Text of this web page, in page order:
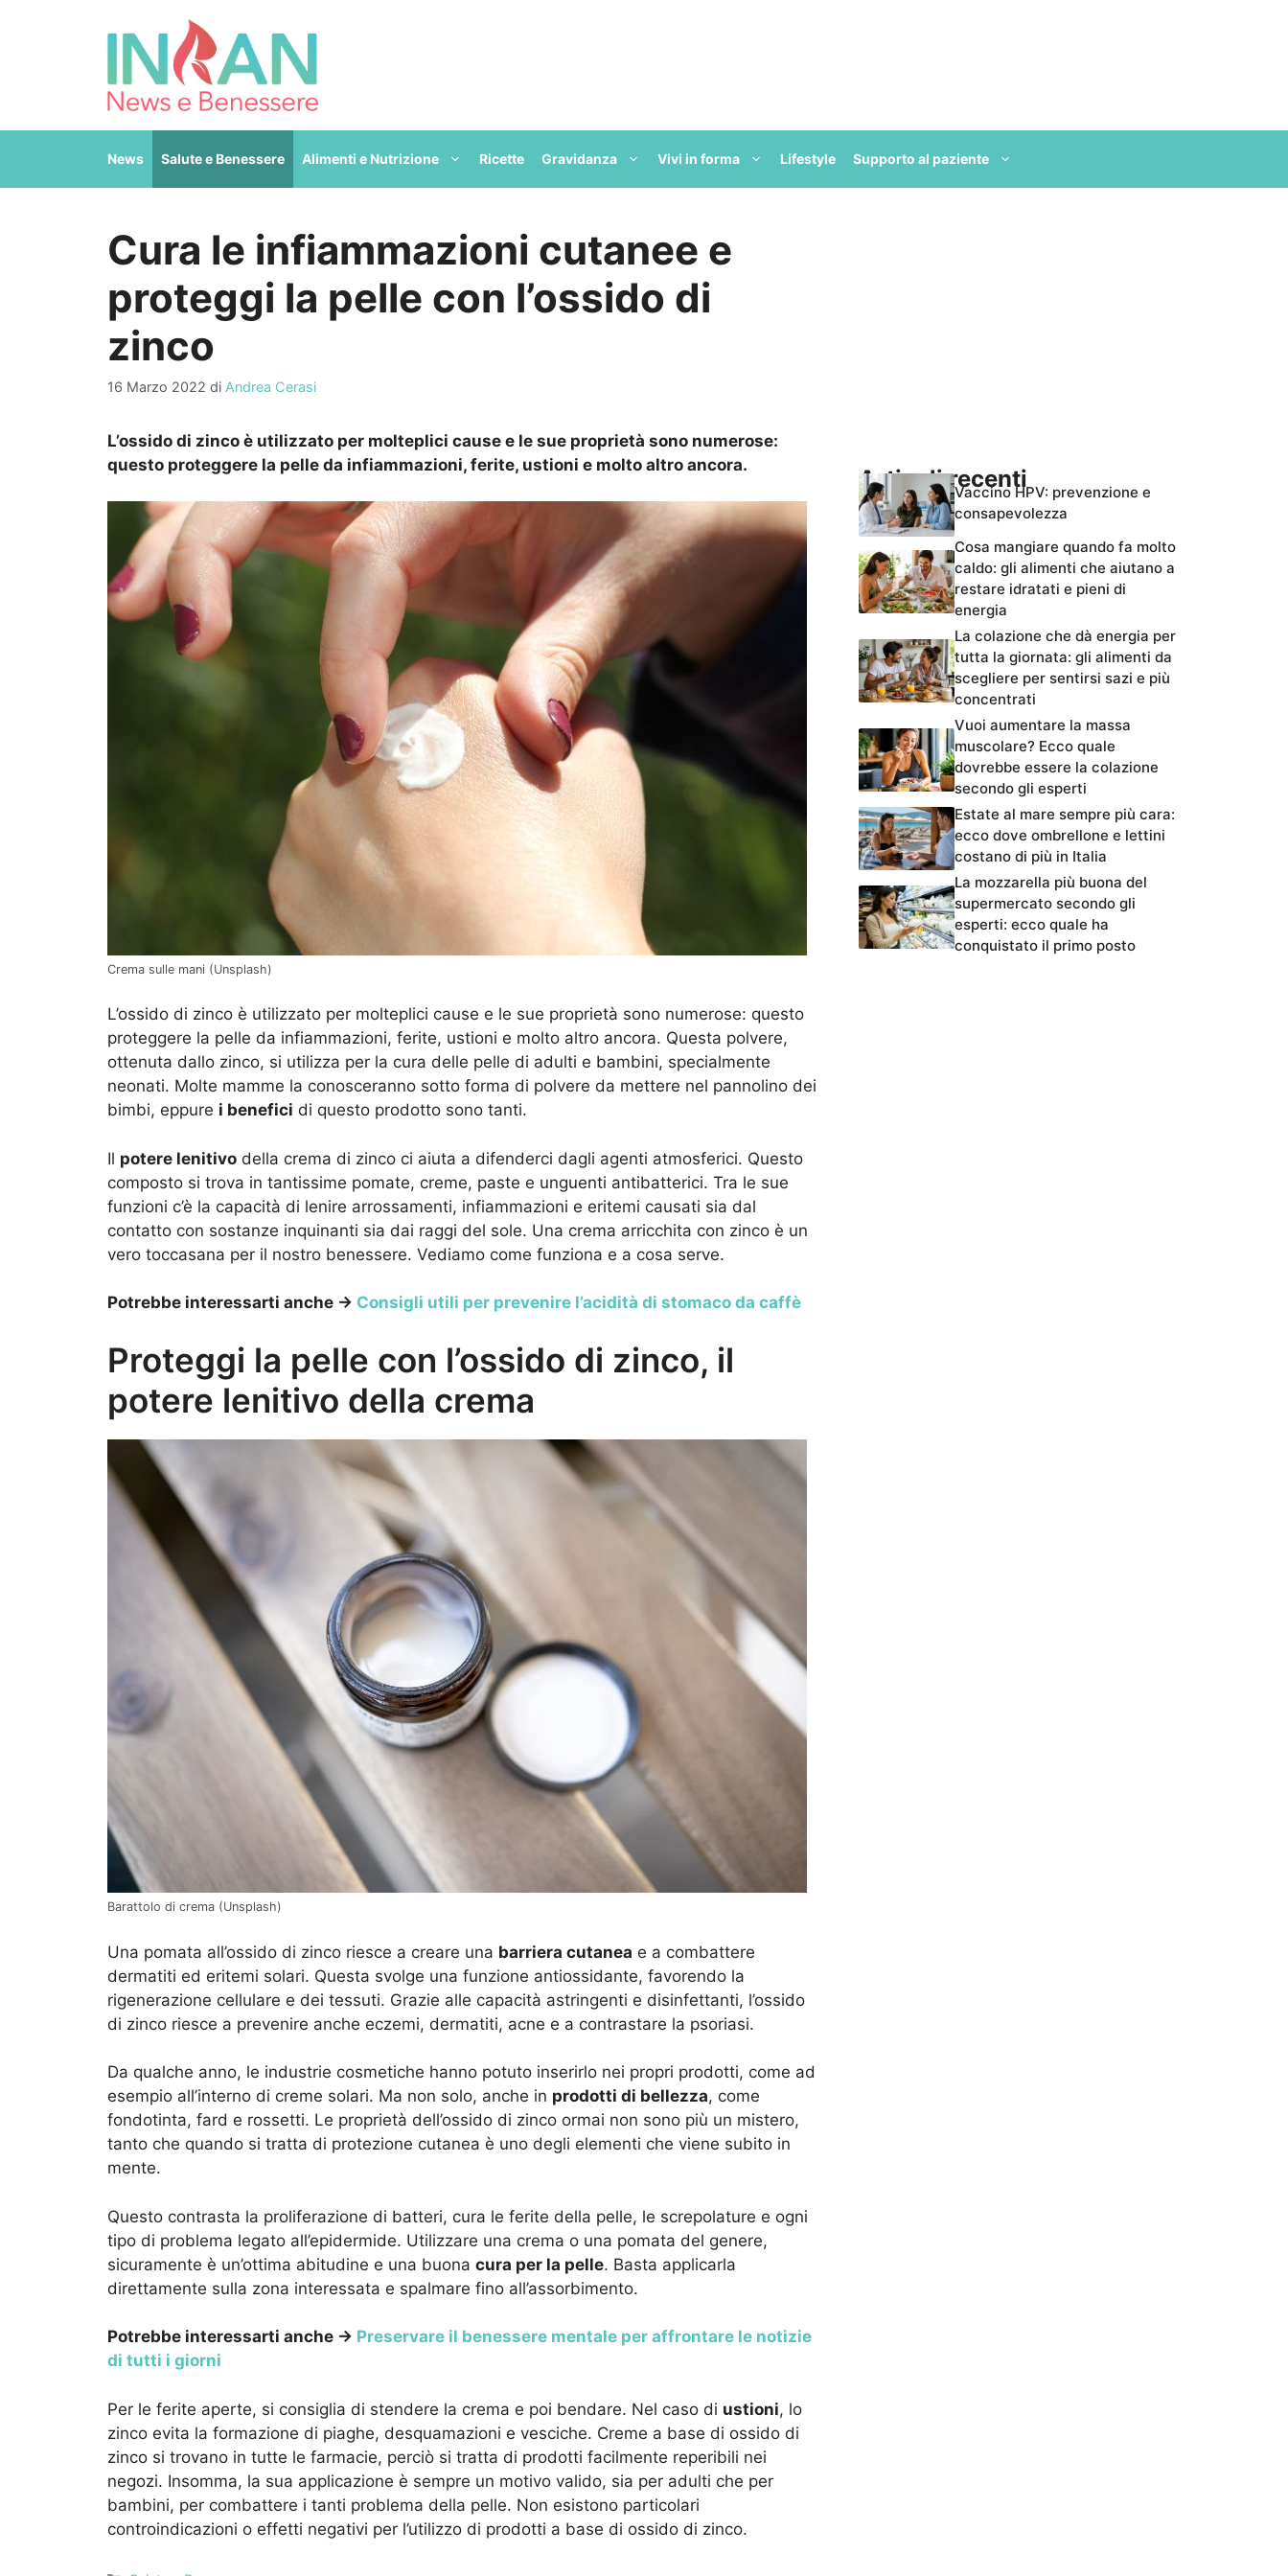
News Salute e Benessere Alimenti e Nutrizione Ricette Gravidanza Vivi in forma Lifestyle Supporto al paziente
Cura le infiammazioni cutanee e
proteggi la pelle con l’ossido di
zinco
16 Marzo 2022 di Andrea Cerasi
L’ossido di zinco è utilizzato per molteplici cause e le sue proprietà sono numerose:
questo proteggere la pelle da infiammazioni, ferite, ustioni e molto altro ancora.
Crema sulle mani (Unsplash)
L’ossido di zinco è utilizzato per molteplici cause e le sue proprietà sono numerose: questo
proteggere la pelle da infiammazioni, ferite, ustioni e molto altro ancora. Questa polvere,
ottenuta dallo zinco, si utilizza per la cura delle pelle di adulti e bambini, specialmente
neonati. Molte mamme la conosceranno sotto forma di polvere da mettere nel pannolino dei
bimbi, eppure i benefici di questo prodotto sono tanti.
Il potere lenitivo della crema di zinco ci aiuta a difenderci dagli agenti atmosferici. Questo
composto si trova in tantissime pomate, creme, paste e unguenti antibatterici. Tra le sue
funzioni c’è la capacità di lenire arrossamenti, infiammazioni e eritemi causati sia dal
contatto con sostanze inquinanti sia dai raggi del sole. Una crema arricchita con zinco è un
vero toccasana per il nostro benessere. Vediamo come funziona e a cosa serve.
Potrebbe interessarti anche → Consigli utili per prevenire l’acidità di stomaco da caffè
Proteggi la pelle con l’ossido di zinco, il
potere lenitivo della crema
Barattolo di crema (Unsplash)
Una pomata all’ossido di zinco riesce a creare una barriera cutanea e a combattere
dermatiti ed eritemi solari. Questa svolge una funzione antiossidante, favorendo la
rigenerazione cellulare e dei tessuti. Grazie alle capacità astringenti e disinfettanti, l’ossido
di zinco riesce a prevenire anche eczemi, dermatiti, acne e a contrastare la psoriasi.
Da qualche anno, le industrie cosmetiche hanno potuto inserirlo nei propri prodotti, come ad
esempio all’interno di creme solari. Ma non solo, anche in prodotti di bellezza, come
fondotinta, fard e rossetti. Le proprietà dell’ossido di zinco ormai non sono più un mistero,
tanto che quando si tratta di protezione cutanea è uno degli elementi che viene subito in
mente.
Questo contrasta la proliferazione di batteri, cura le ferite della pelle, le screpolature e ogni
tipo di problema legato all’epidermide. Utilizzare una crema o una pomata del genere,
sicuramente è un’ottima abitudine e una buona cura per la pelle. Basta applicarla
direttamente sulla zona interessata e spalmare fino all’assorbimento.
Potrebbe interessarti anche → Preservare il benessere mentale per affrontare le notizie
di tutti i giorni
Per le ferite aperte, si consiglia di stendere la crema e poi bendare. Nel caso di ustioni, lo
zinco evita la formazione di piaghe, desquamazioni e vesciche. Creme a base di ossido di
zinco si trovano in tutte le farmacie, perciò si tratta di prodotti facilmente reperibili nei
negozi. Insomma, la sua applicazione è sempre un motivo valido, sia per adulti che per
bambini, per combattere i tanti problema della pelle. Non esistono particolari
controindicazioni o effetti negativi per l’utilizzo di prodotti a base di ossido di zinco.
Articoli recentiVaccino HPV: prevenzione e
consapevolezza
Cosa mangiare quando fa molto
caldo: gli alimenti che aiutano a
restare idratati e pieni di
energia
La colazione che dà energia per
tutta la giornata: gli alimenti da
scegliere per sentirsi sazi e più
concentrati
Vuoi aumentare la massa
muscolare? Ecco quale
dovrebbe essere la colazione
secondo gli esperti
Estate al mare sempre più cara:
ecco dove ombrellone e lettini
costano di più in Italia
La mozzarella più buona del
supermercato secondo gli
esperti: ecco quale ha
conquistato il primo posto